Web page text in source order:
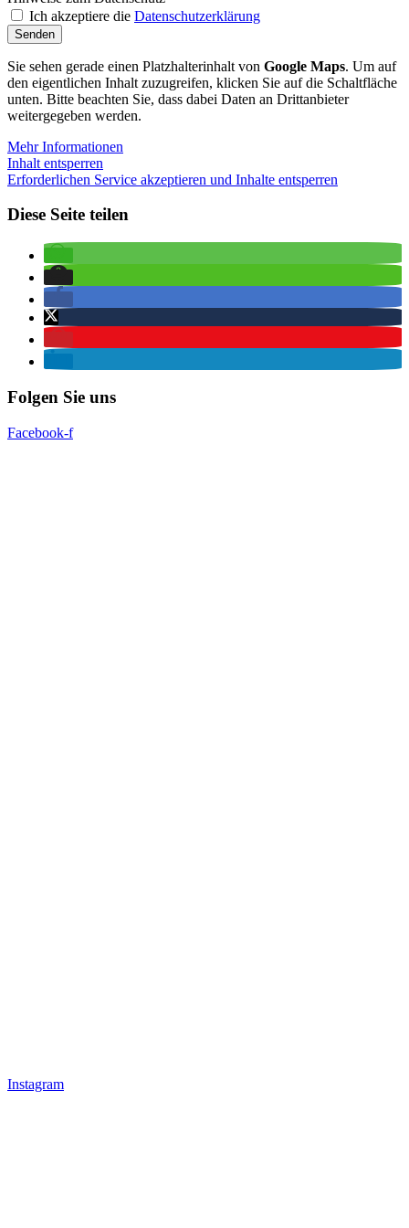
Ich akzeptiere die Datenschutzerklärung
Senden
Sie sehen gerade einen Platzhalterinhalt von Google Maps. Um auf
den eigentlichen Inhalt zuzugreifen, klicken Sie auf die Schaltfläche
unten. Bitte beachten Sie, dass dabei Daten an Drittanbieter
weitergegeben werden.
Mehr Informationen
Inhalt entsperren
Erforderlichen Service akzeptieren und Inhalte entsperren
Diese Seite teilen
Folgen Sie uns
Facebook-f
Instagram